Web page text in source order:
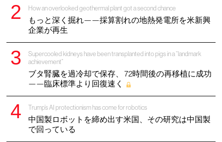
How an overlooked geothermal plant got a second chance
もっと深く掘れ——採算割れの地熱発電所を米新興
企業が再生
Supercooled kidneys have been transplanted into pigs in a “landmark
achievement”
ブタ腎臓を過冷却で保存、 72時間後の再移植に成功
——臨床標準より回復速く
Trump’s AI protectionism has come for robotics
中国製ロボットを締め出す米国、その研究は中国製
で回っている